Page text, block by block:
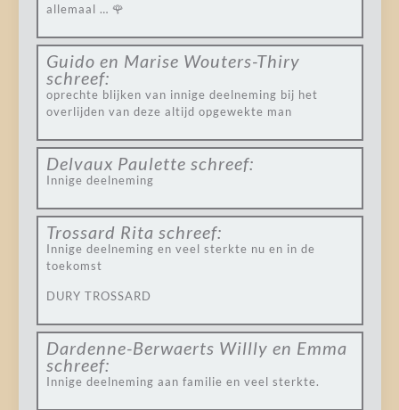
allemaal … 🌹
Guido en Marise Wouters-Thiry
schreef:
oprechte blijken van innige deelneming bij het
overlijden van deze altijd opgewekte man
Delvaux Paulette schreef:
Innige deelneming
Trossard Rita schreef:
Innige deelneming en veel sterkte nu en in de
toekomst
DURY TROSSARD
Dardenne-Berwaerts Willly en Emma
schreef:
Innige deelneming aan familie en veel sterkte.